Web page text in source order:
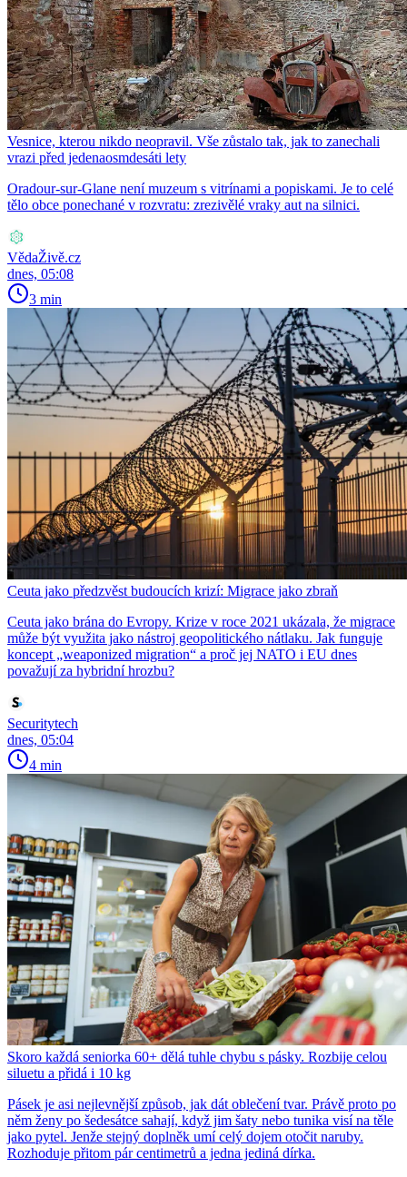
Vesnice, kterou nikdo neopravil. Vše zůstalo tak, jak to zanechali
vrazi před jedenaosmdesáti lety
Oradour-sur-Glane není muzeum s vitrínami a popiskami. Je to celé
tělo obce ponechané v rozvratu: zrezivělé vraky aut na silnici.
VědaŽivě.cz
dnes, 05:08
3 min
Ceuta jako předzvěst budoucích krizí: Migrace jako zbraň
Ceuta jako brána do Evropy. Krize v roce 2021 ukázala, že migrace
může být využita jako nástroj geopolitického nátlaku. Jak funguje
koncept „weaponized migration“ a proč jej NATO i EU dnes
považují za hybridní hrozbu?
Securitytech
dnes, 05:04
4 min
Skoro každá seniorka 60+ dělá tuhle chybu s pásky. Rozbije celou
siluetu a přidá i 10 kg
Pásek je asi nejlevnější způsob, jak dát oblečení tvar. Právě proto po
něm ženy po šedesátce sahají, když jim šaty nebo tunika visí na těle
jako pytel. Jenže stejný doplněk umí celý dojem otočit naruby.
Rozhoduje přitom pár centimetrů a jedna jediná dírka.